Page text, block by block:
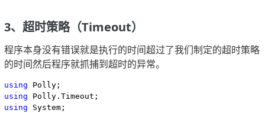
3、超时策略（Timeout）
程序本身没有错误就是执行的时间超过了我们制定的超时策略
的时间然后程序就抓捕到超时的异常。
using
using
using